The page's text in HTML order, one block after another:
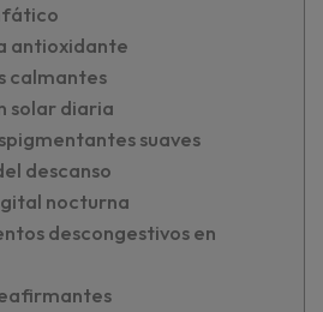
antioxidante
calmantes
solar diaria
suaves
descanso
nocturna
descongestivos en